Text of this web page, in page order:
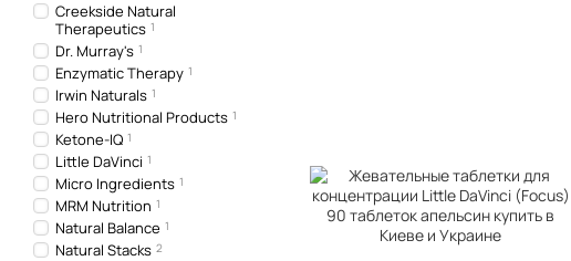
Creekside Natural
Therapeutics 1
Dr. Murray's 1
Enzymatic Therapy 1
Irwin Naturals 1
Hero Nutritional Products 1
Ketone-IQ 1
Little DaVinci 1
Micro Ingredients 1
MRM Nutrition 1
Natural Balance 1
Natural Stacks 2